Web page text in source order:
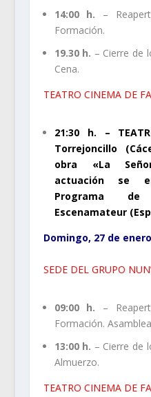
14:00 h. –
Formación.
19.30 h. – Cierre de
Cena.
TEATRO CINEMA DE
21:30 h. –
Torrejoncillo
obra «La
actuación se
Programa
Escenamateur
Domingo, 27 de
SEDE DEL GRUPO
09:00 h. –
Formación.
13:00 h. – Cierre de
Almuerzo.
TEATRO CINEMA DE